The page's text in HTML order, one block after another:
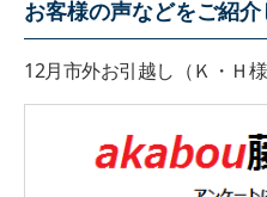
お客様の声などをご紹介
12月市外お引越し（Ｋ・Ｈ様